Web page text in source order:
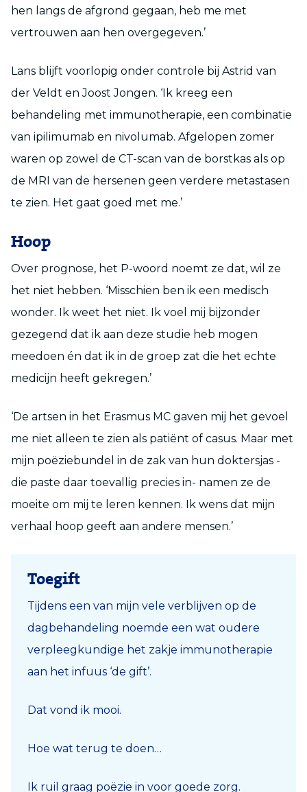
hen langs de afgrond gegaan, heb me met
vertrouwen aan hen overgegeven.’
Lans blijft voorlopig onder controle bij Astrid van
der Veldt en Joost Jongen. ‘Ik kreeg een
behandeling met immunotherapie, een combinatie
van ipilimumab en nivolumab. Afgelopen zomer
waren op zowel de CT-scan van de borstkas als op
de MRI van de hersenen geen verdere metastasen
te zien. Het gaat goed met me.’
Hoop
Over prognose, het P-woord noemt ze dat, wil ze
het niet hebben. ‘Misschien ben ik een medisch
wonder. Ik weet het niet. Ik voel mij bijzonder
gezegend dat ik aan deze studie heb mogen
meedoen én dat ik in de groep zat die het echte
medicijn heeft gekregen.’
‘De artsen in het Erasmus MC gaven mij het gevoel
me niet alleen te zien als patiënt of casus. Maar met
mijn poëziebundel in de zak van hun doktersjas -
die paste daar toevallig precies in- namen ze de
moeite om mij te leren kennen. Ik wens dat mijn
verhaal hoop geeft aan andere mensen.’
Toegift
Tijdens een van mijn vele verblijven op de
dagbehandeling noemde een wat oudere
verpleegkundige het zakje immunotherapie
aan het infuus ‘de gift’.
Dat vond ik mooi.
Hoe wat terug te doen…
Ik ruil graag poëzie in voor goede zorg.